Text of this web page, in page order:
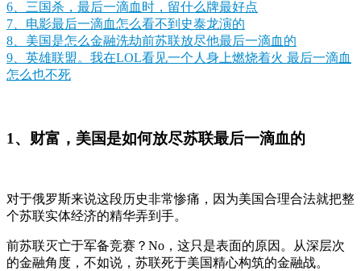
6、三国杀，最后一滴血时，留什么牌最好点
7、电影最后一滴血怎么看不到史泰龙演的
8、美国是怎么金融洗劫前苏联放尽他最后一滴血的
9、英雄联盟。我在LOL看见一个人身上燃烧着火 最后一滴血
怎么也不死
1、财富，美国是如何放尽苏联最后一滴血的
对于俄罗斯来说这段历史非常惨痛，因为美国合理合法就把整
个苏联实体经济的精华弄到手。
前苏联灭亡于军备竞赛？No，这只是表面的原因。从深层次
的金融角度，不如说，苏联死于美国精心构筑的金融战。